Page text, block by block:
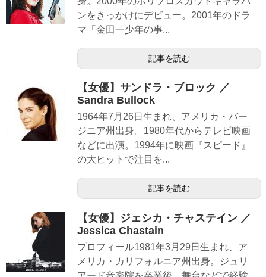
ンをきっかけにデビュー。2001年のドラ
マ「金田一少年の事...
記事を読む
【女優】サンドラ・ブロック ／
Sandra Bullock
1964年7月26日生まれ、アメリカ・バー
ジニア州出身。1980年代からテレビ映画
などに出演。1994年に映画『スピード』
の大ヒットで注目を...
記事を読む
【女優】ジェシカ・チャステイン ／
Jessica Chastain
プロフィール1981年3月29日生まれ、ア
メリカ・カリフォルニア州出身。ジュリ